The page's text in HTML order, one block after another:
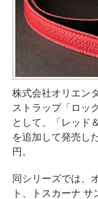
株式会社オリエン
ストラップ「ロッ
として、「レッド
を追加して発売し
円。
同シリーズでは、
ト、トスカーナ